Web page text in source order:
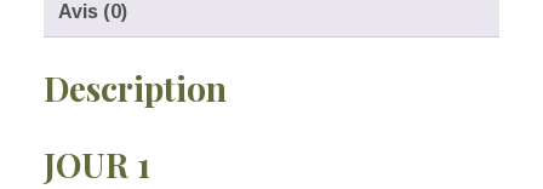
Avis (0)
Description
JOUR 1